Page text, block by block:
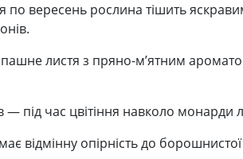
по вересень рослина тішить
листя з пряно-м’ятним
під час цвітіння навколо монарди
відмінну опірність до